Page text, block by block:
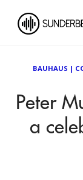
BAUHAUS |
Peter
a